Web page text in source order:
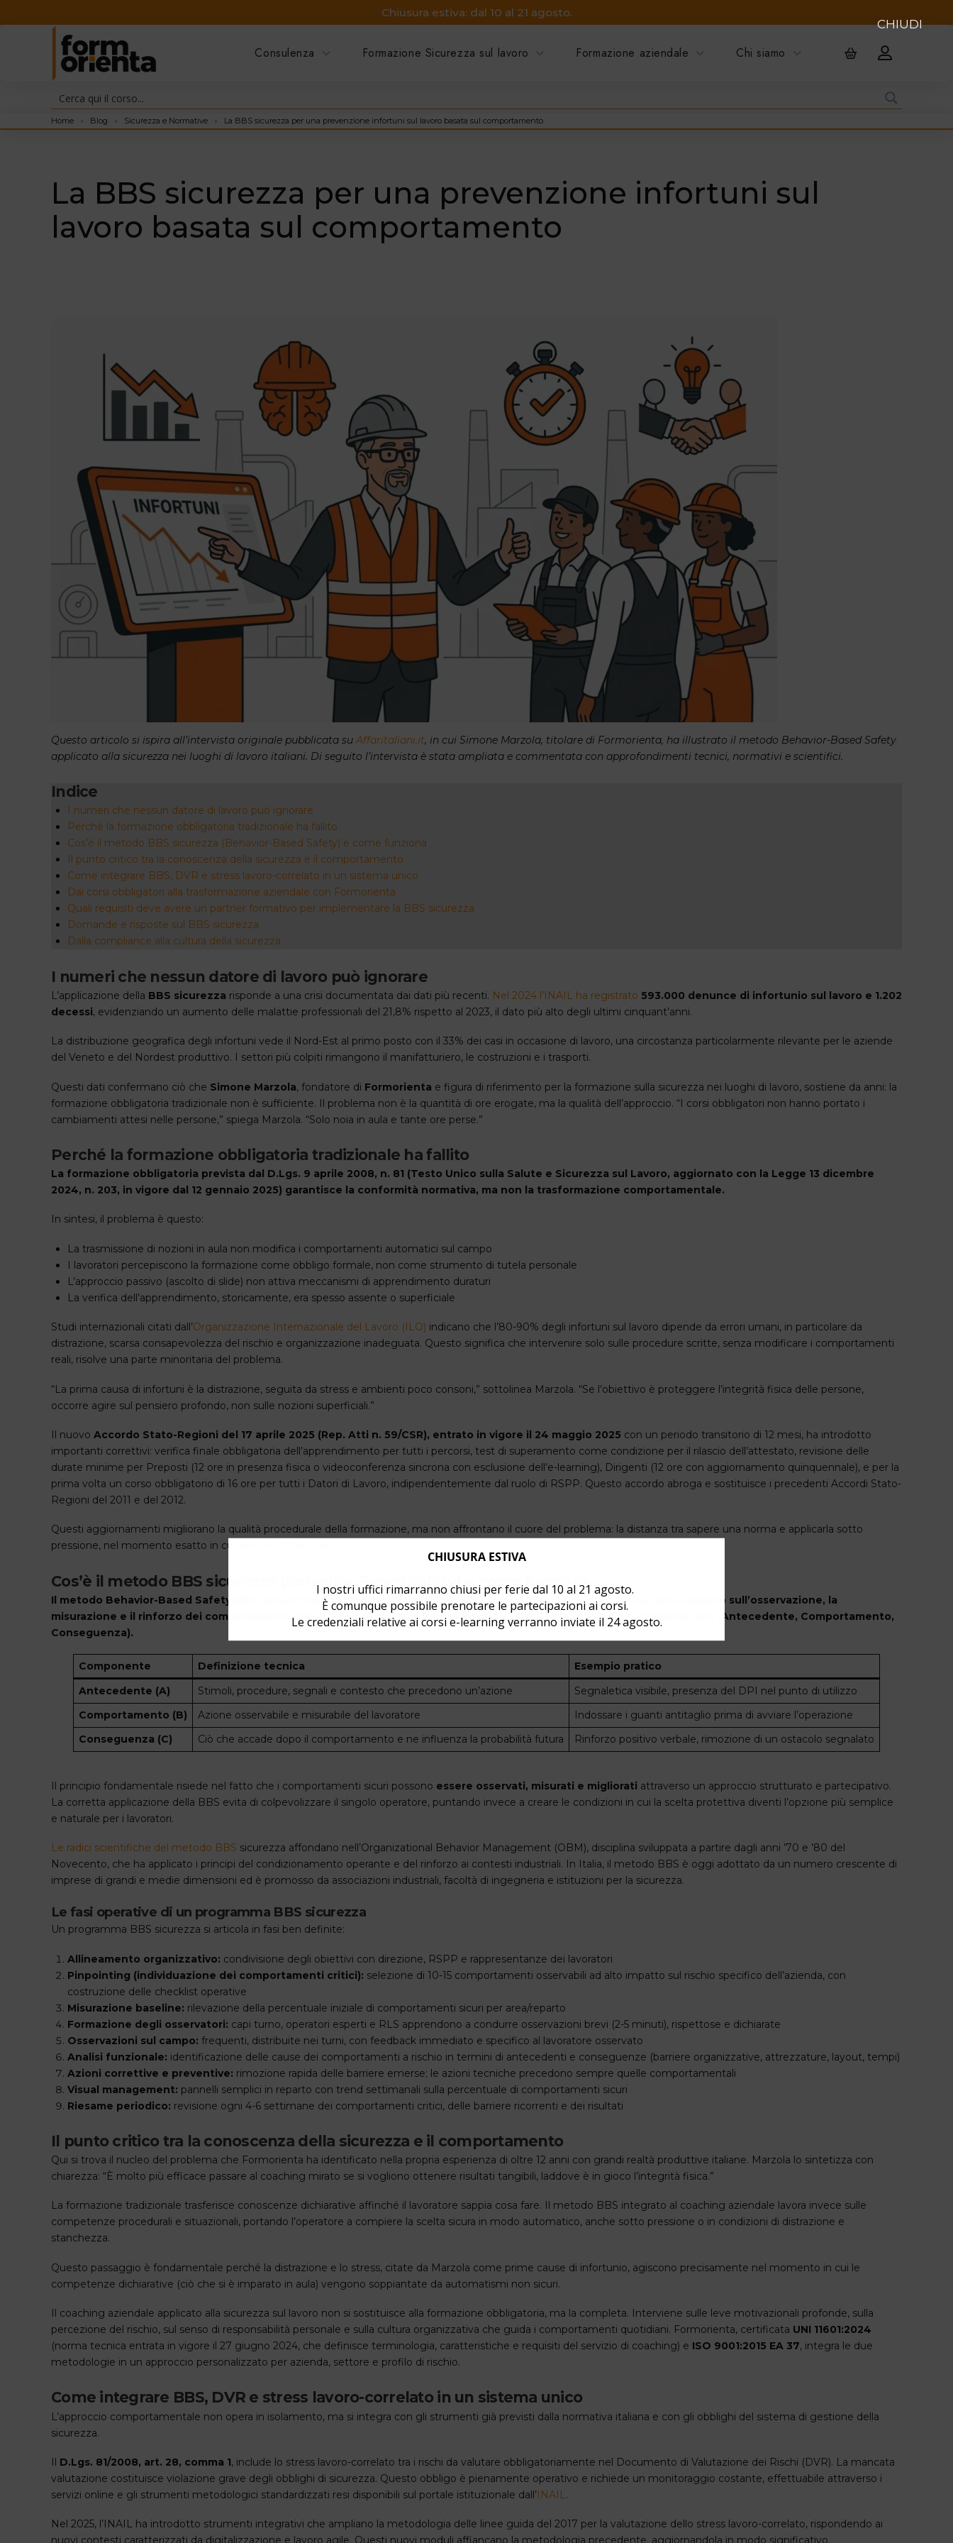
Chiusura estiva: dal 10 al 21 agosto.
Consulenza Formazione Sicurezza sul lavoro Formazione aziendale Chi siamo
Home › Blog › Sicurezza e Normative › La BBS sicurezza per una prevenzione infortuni sul lavoro basata sul comportamento
La BBS sicurezza per una prevenzione infortuni sul
lavoro basata sul comportamento
Questo articolo si ispira all’intervista originale pubblicata suAffaritaliani.it, in cui Simone Marzola, titolare di Formorienta, ha illustrato il metodo Behavior-Based Safety
applicato alla sicurezza nei luoghi di lavoro italiani. Di seguito l’intervista è stata ampliata e commentata con approfondimenti tecnici, normativi e scientifici.
Indice
I numeri che nessun datore di lavoro può ignorare
Perché la formazione obbligatoria tradizionale ha fallito
Cos’è il metodo BBS sicurezza (Behavior-Based Safety) e come funziona
Il punto critico tra la conoscenza della sicurezza e il comportamento
Come integrare BBS, DVR e stress lavoro-correlato in un sistema unico
Dai corsi obbligatori alla trasformazione aziendale con Formorienta
Quali requisiti deve avere un partner formativo per implementare la BBS sicurezza
Domande e risposte sul BBS sicurezza
Dalla compliance alla cultura della sicurezza
I numeri che nessun datore di lavoro può ignorare
L’applicazione della BBS sicurezza risponde a una crisi documentata dai dati più recenti. Nel 2024 l’INAIL ha registrato 593.000 denunce di infortunio sul lavoro e 1.202
decessi, evidenziando un aumento delle malattie professionali del 21,8% rispetto al 2023, il dato più alto degli ultimi cinquant’anni.
La distribuzione geografica degli infortuni vede il Nord-Est al primo posto con il 33% dei casi in occasione di lavoro, una circostanza particolarmente rilevante per le aziende
del Veneto e del Nordest produttivo. I settori più colpiti rimangono il manifatturiero, le costruzioni e i trasporti.
Questi dati confermano ciò che Simone Marzola, fondatore di Formorienta e figura di riferimento per la formazione sulla sicurezza nei luoghi di lavoro, sostiene da anni: la
formazione obbligatoria tradizionale non è sufficiente. Il problema non è la quantità di ore erogate, ma la qualità dell’approccio. “I corsi obbligatori non hanno portato i
cambiamenti attesi nelle persone,” spiega Marzola. “Solo noia in aula e tante ore perse.”
Perché la formazione obbligatoria tradizionale ha fallito
La formazione obbligatoria prevista dal D.Lgs. 9 aprile 2008, n. 81 (Testo Unico sulla Salute e Sicurezza sul Lavoro, aggiornato con la Legge 13 dicembre
2024, n. 203, in vigore dal 12 gennaio 2025) garantisce la conformità normativa, ma non la trasformazione comportamentale.
In sintesi, il problema è questo:
La trasmissione di nozioni in aula non modifica i comportamenti automatici sul campo
I lavoratori percepiscono la formazione come obbligo formale, non come strumento di tutela personale
L’approccio passivo (ascolto di slide) non attiva meccanismi di apprendimento duraturi
La verifica dell’apprendimento, storicamente, era spesso assente o superficiale
Studi internazionali citati dall’Organizzazione Internazionale del Lavoro (ILO) indicano che l’80-90% degli infortuni sul lavoro dipende da errori umani, in particolare da
distrazione, scarsa consapevolezza del rischio e organizzazione inadeguata. Questo significa che intervenire solo sulle procedure scritte, senza modificare i comportamenti
reali, risolve una parte minoritaria del problema.
“La prima causa di infortuni è la distrazione, seguita da stress e ambienti poco consoni,” sottolinea Marzola. “Se l’obiettivo è proteggere l’integrità fisica delle persone,
occorre agire sul pensiero profondo, non sulle nozioni superficiali.”
Il nuovo Accordo Stato-Regioni del 17 aprile 2025 (Rep. Atti n. 59/CSR), entrato in vigore il 24 maggio 2025 con un periodo transitorio di 12 mesi, ha introdotto
importanti correttivi: verifica finale obbligatoria dell’apprendimento per tutti i percorsi, test di superamento come condizione per il rilascio dell’attestato, revisione delle
durate minime per Preposti (12 ore in presenza fisica o videoconferenza sincrona con esclusione dell’e-learning), Dirigenti (12 ore con aggiornamento quinquennale), e per la
prima volta un corso obbligatorio di 16 ore per tutti i Datori di Lavoro, indipendentemente dal ruolo di RSPP. Questo accordo abroga e sostituisce i precedenti Accordi Stato-
Regioni del 2011 e del 2012.
Questi aggiornamenti migliorano la qualità procedurale della formazione, ma non affrontano il cuore del problema: la distanza tra sapere una norma e applicarla sotto
pressione, nel momento esatto in cui avviene l’infortunio.
Cos’è il metodo BBS sicurezza (Behavior-Based Safety) e come funziona
Il metodo Behavior-Based Safety (BBS sicurezza) è un protocollo scientifico di prevenzione degli infortuni sul lavoro basato sull’osservazione, la
misurazione e il rinforzo dei comportamenti sicuri. Si fonda sulla psicologia comportamentale applicata e sul modello ABC (Antecedente, Comportamento,
Conseguenza).
Componente Definizione tecnica
Esempio pratico
Antecedente (A)
Stimoli, procedure, segnali e contesto che precedono un’azione
Segnaletica visibile, presenza del DPI nel punto di utilizzo
Comportamento (B)
Azione osservabile e misurabile del lavoratore
Indossare i guanti antitaglio prima di avviare l’operazione
Conseguenza (C)
Ciò che accade dopo il comportamento e ne influenza la probabilità futura Rinforzo positivo verbale, rimozione di un ostacolo segnalato
Il principio fondamentale risiede nel fatto che i comportamenti sicuri possono essere osservati, misurati e migliorati attraverso un approccio strutturato e partecipativo.
La corretta applicazione della BBS evita di colpevolizzare il singolo operatore, puntando invece a creare le condizioni in cui la scelta protettiva diventi l’opzione più semplice
e naturale per i lavoratori.
Le radici scientifiche del metodo BBS sicurezza affondano nell’Organizational Behavior Management (OBM), disciplina sviluppata a partire dagli anni ’70 e ’80 del
Novecento, che ha applicato i principi del condizionamento operante e del rinforzo ai contesti industriali. In Italia, il metodo BBS è oggi adottato da un numero crescente di
imprese di grandi e medie dimensioni ed è promosso da associazioni industriali, facoltà di ingegneria e istituzioni per la sicurezza.
Le fasi operative di un programma BBS sicurezza
Un programma BBS sicurezza si articola in fasi ben definite:
Allineamento organizzativo: condivisione degli obiettivi con direzione, RSPP e rappresentanze dei lavoratori
Pinpointing (individuazione dei comportamenti critici): selezione di 10-15 comportamenti osservabili ad alto impatto sul rischio specifico dell’azienda, con
costruzione delle checklist operative
Misurazione baseline: rilevazione della percentuale iniziale di comportamenti sicuri per area/reparto
Formazione degli osservatori: capi turno, operatori esperti e RLS apprendono a condurre osservazioni brevi (2-5 minuti), rispettose e dichiarate
Osservazioni sul campo: frequenti, distribuite nei turni, con feedback immediato e specifico al lavoratore osservato
Analisi funzionale: identificazione delle cause dei comportamenti a rischio in termini di antecedenti e conseguenze (barriere organizzative, attrezzature, layout, tempi)
Azioni correttive e preventive: rimozione rapida delle barriere emerse; le azioni tecniche precedono sempre quelle comportamentali
Visual management: pannelli semplici in reparto con trend settimanali sulla percentuale di comportamenti sicuri
Riesame periodico: revisione ogni 4-6 settimane dei comportamenti critici, delle barriere ricorrenti e dei risultati
Il punto critico tra la conoscenza della sicurezza e il comportamento
Qui si trova il nucleo del problema che Formorienta ha identificato nella propria esperienza di oltre 12 anni con grandi realtà produttive italiane. Marzola lo sintetizza con
chiarezza: “È molto più efficace passare al coaching mirato se si vogliono ottenere risultati tangibili, laddove è in gioco l’integrità fisica.”
La formazione tradizionale trasferisce conoscenze dichiarative affinché il lavoratore sappia cosa fare. Il metodo BBS integrato al coaching aziendale lavora invece sulle
competenze procedurali e situazionali, portando l’operatore a compiere la scelta sicura in modo automatico, anche sotto pressione o in condizioni di distrazione e
stanchezza.
Questo passaggio è fondamentale perché la distrazione e lo stress, citate da Marzola come prime cause di infortunio, agiscono precisamente nel momento in cui le
competenze dichiarative (ciò che si è imparato in aula) vengono soppiantate da automatismi non sicuri.
Il coaching aziendale applicato alla sicurezza sul lavoro non si sostituisce alla formazione obbligatoria, ma la completa. Interviene sulle leve motivazionali profonde, sulla
percezione del rischio, sul senso di responsabilità personale e sulla cultura organizzativa che guida i comportamenti quotidiani. Formorienta, certificata UNI 11601:2024
(norma tecnica entrata in vigore il 27 giugno 2024, che definisce terminologia, caratteristiche e requisiti del servizio di coaching) e ISO 9001:2015 EA 37, integra le due
metodologie in un approccio personalizzato per azienda, settore e profilo di rischio.
Come integrare BBS, DVR e stress lavoro-correlato in un sistema unico
L’approccio comportamentale non opera in isolamento, ma si integra con gli strumenti già previsti dalla normativa italiana e con gli obblighi del sistema di gestione della
sicurezza.
Il D.Lgs. 81/2008, art. 28, comma 1, include lo stress lavoro-correlato tra i rischi da valutare obbligatoriamente nel Documento di Valutazione dei Rischi (DVR). La mancata
valutazione costituisce violazione grave degli obblighi di sicurezza. Questo obbligo è pienamente operativo e richiede un monitoraggio costante, effettuabile attraverso i
servizi online e gli strumenti metodologici standardizzati resi disponibili sul portale istituzionale dall’INAIL.
Nel 2025, l’INAIL ha introdotto strumenti integrativi che ampliano la metodologia delle linee guida del 2017 per la valutazione dello stress lavoro-correlato, rispondendo ai
nuovi contesti caratterizzati da digitalizzazione e lavoro agile. Questi nuovi moduli affiancano la metodologia precedente, aggiornandola in modo significativo.
CHIUSURA ESTIVA
I nostri uffici rimarranno chiusi per ferie dal 10 al 21 agosto.
È comunque possibile prenotare le partecipazioni ai corsi.
Le credenziali relative ai corsi e-learning verranno inviate il 24 agosto.
CHIUDI